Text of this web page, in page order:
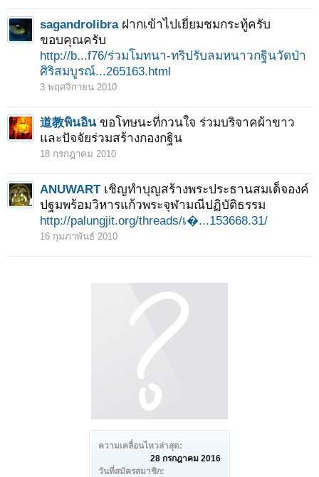
ความเคลื่อนไหวล่าสุด:
28 กรกฎาคม 2016
วันที่สมัครสมาชิก:
sagandrolibra ฝากเข้าไปเยี่ยมชมกระทู้ครับ
ขอบคุณครับ
http://b...f76/ร่วมโมทนา-ทริปรับลมหนาวกฐินวัดป่า
ศิริสมบูรณ์...265163.html
3 พฤศจิกายน 2010
道教พินอิน ขอโทษนะที่กวนใจ ร่วมบริจาคผ้าขาว
และปัจจัยร่วมสร้างกองกฐิน
18 กรกฎาคม 2010
ANUWART เชิญทำบุญสร้างพระประธานสมเด็จองค์
ปฐมพร้อมวิหารแก้วพระจุฬามณีปฏิบัติธรรม
http://palungjit.org/threads/เ�...153668.31/
16 กุมภาพันธ์ 2010